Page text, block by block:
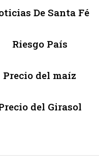
De Santa Fé
Riesgo País
Precio del maíz
del Girasol